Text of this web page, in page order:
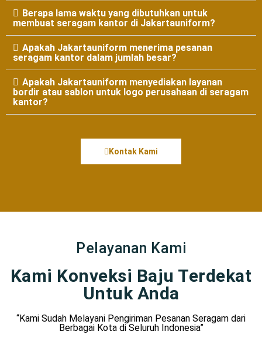
Berapa lama waktu yang dibutuhkan untuk
membuat seragam kantor di Jakartauniform?
Apakah Jakartauniform menerima pesanan
seragam kantor dalam jumlah besar?
Apakah Jakartauniform menyediakan layanan
bordir atau sablon untuk logo perusahaan di seragam
kantor?
Kontak Kami
Pelayanan Kami
Kami Konveksi Baju Terdekat
Untuk Anda
“Kami Sudah Melayani Pengiriman Pesanan Seragam dari
Berbagai Kota di Seluruh Indonesia”